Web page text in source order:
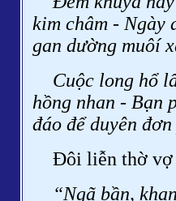
kim châm - Ngày
gan dường muôí
Cuộc long hổ
hồng nhan - Bạn
đáo để duyên
Đôi liễn thờ vợ
“Ngã bần,